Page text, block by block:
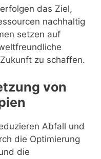
das Ziel,
nachhaltig
setzen auf
zu schaffen.
von
Abfall und
die Optimierung
die